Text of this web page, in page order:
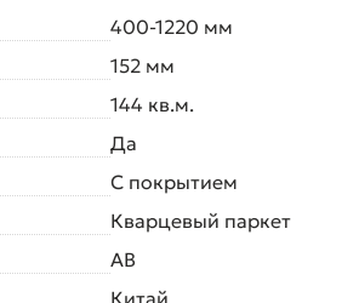
400-1220 мм
152 мм
144 кв.м.
Да
С покрытием
Кварцевый паркет
AB
Китай